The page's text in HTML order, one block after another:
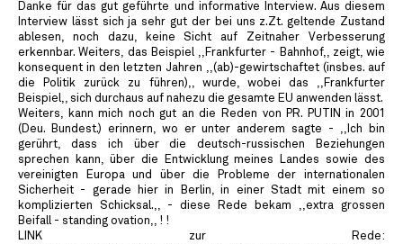
Danke für das gut geführte und informative Interview. Aus diesem
Interview lässt sich ja sehr gut der bei uns z.Zt. geltende Zustand
ablesen, noch dazu, keine Sicht auf Zeitnaher Verbesserung
erkennbar. Weiters, das Beispiel ,,Frankfurter - Bahnhof,, zeigt, wie
konsequent in den letzten Jahren ,,(ab)-gewirtschaftet (insbes. auf
die Politik zurück zu führen),, wurde, wobei das ,,Frankfurter
Beispiel,, sich durchaus auf nahezu die gesamte EU anwenden lässt.
Weiters, kann mich noch gut an die Reden von PR. PUTIN in 2001
(Deu. Bundest.) erinnern, wo er unter anderem sagte - ,,Ich bin
gerührt, dass ich über die deutsch-russischen Beziehungen
sprechen kann, über die Entwicklung meines Landes sowie des
vereinigten Europa und über die Probleme der internationalen
Sicherheit - gerade hier in Berlin, in einer Stadt mit einem so
komplizierten Schicksal.,, - diese Rede bekam ,,extra grossen
Beifall - standing ovation,, ! !
LINK zur Rede: